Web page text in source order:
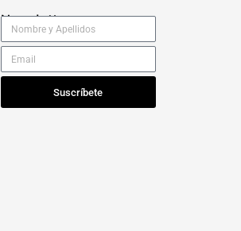
Newsletter
Suscríbete